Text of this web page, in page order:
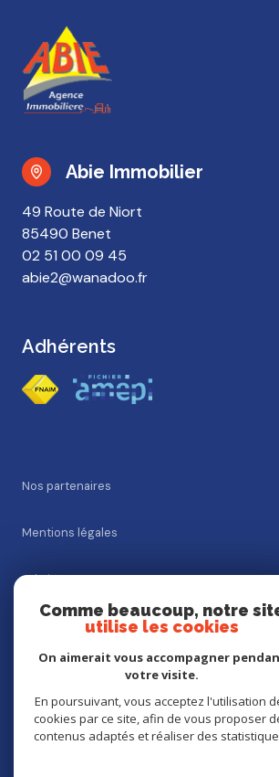
Abie Immobilier
02 51 00 09 45
abie2@wanadoo.fr
49 Route de Niort
85490 Benet
Adhérents
Nos partenaires
Mentions légales
Admin
Nos honoraires
Cookies
Comme beaucoup, notre
utilise les cookies
On aimerait vous accompagner
votre visite.
En poursuivant, vous acceptez l'utilisation
cookies par ce site, afin de vous proposer
contenus adaptés et réaliser des